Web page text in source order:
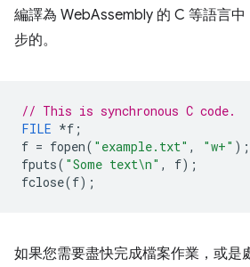
編譯為 WebAssembly 的 C 等語言
步的。
// This is synchronous C code.
FILE *f ;
f = fopen( "example.txt" , "w+" );
fputs( "Some text\n" , f);
fclose(f);
如果您需要盡快完成檔案作業，或是